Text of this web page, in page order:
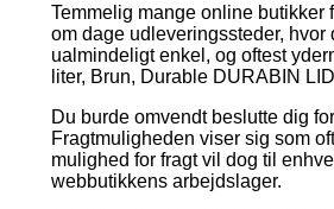
Temmelig mange online butikker
om dage udleveringssteder,
ualmindeligt enkel, og oftest
liter, Brun, Durable DURABIN
Du burde omvendt beslutte dig
Fragtmuligheden viser sig som
mulighed for fragt vil dog til
webbutikkens arbejdslager.